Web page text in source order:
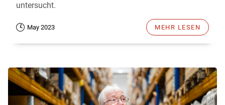
untersucht.
May 2023 MEHR LESEN